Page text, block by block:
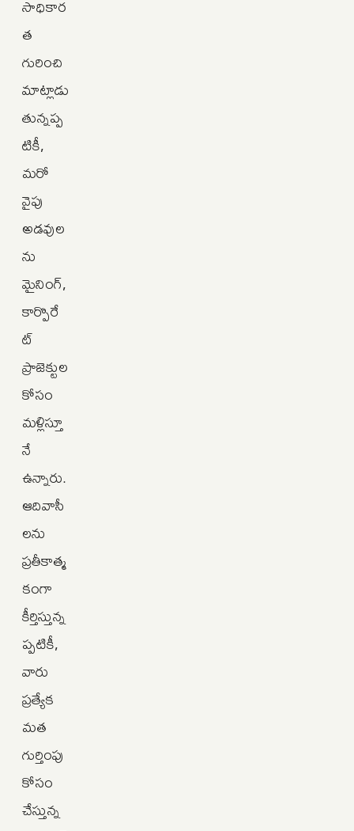
సాధికార
త
గురించి
మాట్లాడు
తున్నప్ప
టికీ,
మరో
వైపు
అడవుల
ను
మైనింగ్‌,
కార్పొరే
ట్‌
ప్రాజెక్టుల
కోసం
మళ్లిస్తూ
నే
ఉన్నారు.
ఆదివాసీ
లను
ప్రతీకాత్మ
కంగా
కీర్తిస్తున్న
ప్పటికీ,
వారు
ప్రత్యేక
మత
గుర్తింపు
కోసం
చేస్తున్న